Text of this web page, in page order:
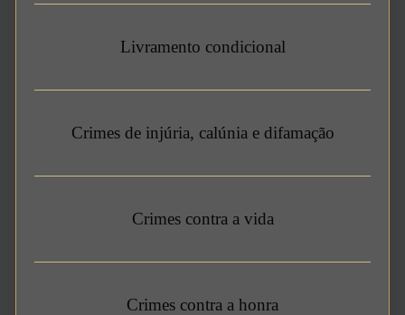
Livramento condicional
Crimes de injúria, calúnia e difamação
Crimes contra a vida
Crimes contra a honra